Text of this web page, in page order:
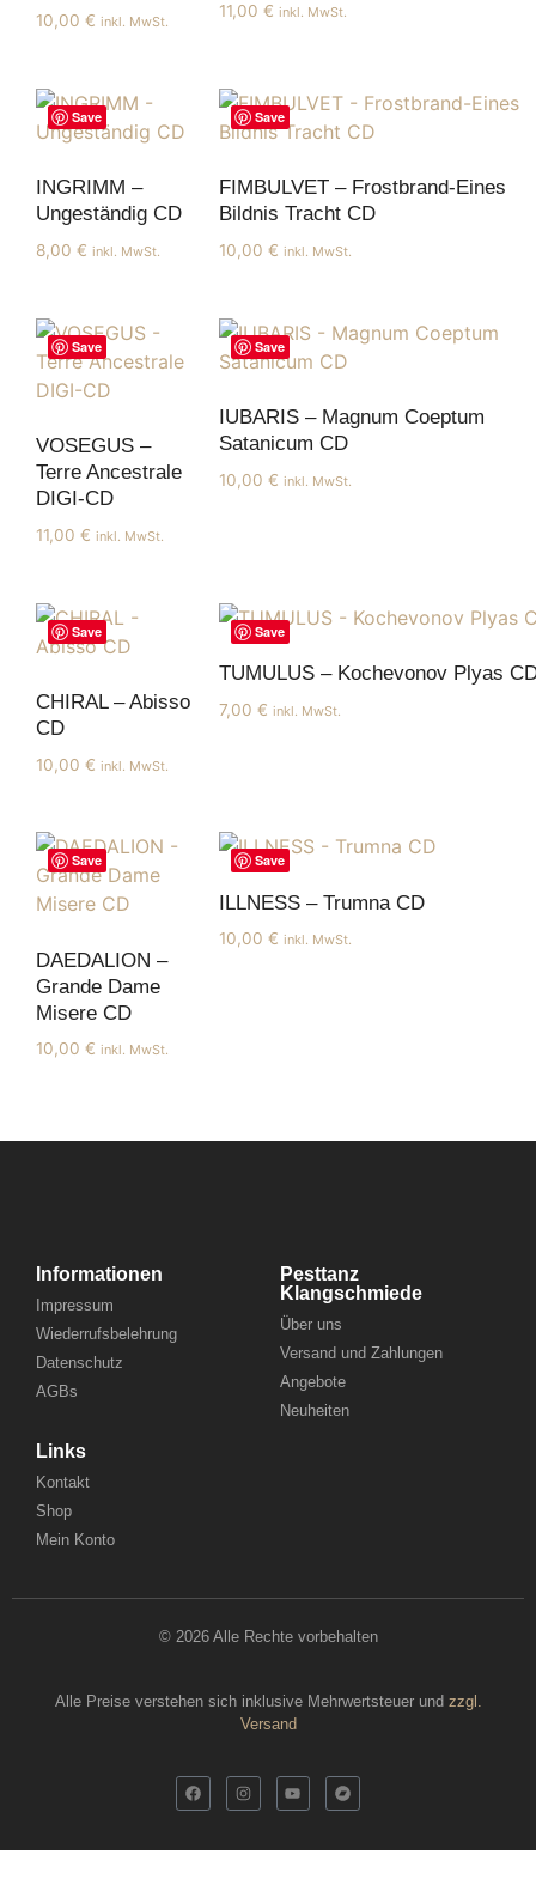
10,00 € inkl. MwSt.
11,00 € inkl. MwSt.
Save
INGRIMM –
Ungeständig CD
8,00 € inkl. MwSt.
Save
FIMBULVET – Frostbrand-Eines
Bildnis Tracht CD
10,00 € inkl. MwSt.
Save
VOSEGUS –
Terre Ancestrale
DIGI-CD
11,00 € inkl. MwSt.
Save
IUBARIS – Magnum Coeptum
Satanicum CD
10,00 € inkl. MwSt.
Save
CHIRAL – Abisso
CD
10,00 € inkl. MwSt.
Save
TUMULUS – Kochevonov Plyas
7,00 € inkl. MwSt.
Save
DAEDALION –
Grande Dame
Misere CD
10,00 € inkl. MwSt.
Save
ILLNESS – Trumna CD
10,00 € inkl. MwSt.
Informationen
Impressum
Wiederrufsbelehrung
Datenschutz
AGBs
Pesttanz
Klangschmiede
Über uns
Versand und Zahlungen
Angebote
Neuheiten
Links
Kontakt
Shop
Mein Konto
© 2026 Alle Rechte vorbehalten
Alle Preise verstehen sich inklusive Mehrwertsteuer und zzgl.
Versand